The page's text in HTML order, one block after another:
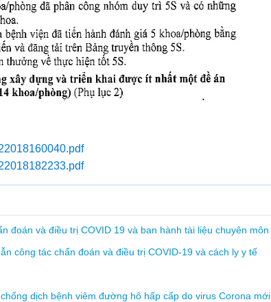
đoán và điều trị COVID 19 và ban hành tài liệu chuyên môn
công tác chẩn đoán và điều trị COVID-19 và cách ly y tế
dịch bệnh viêm đường hô hấp cấp do virus Corona mới